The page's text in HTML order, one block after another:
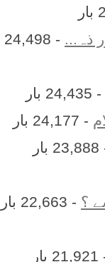
ذہ...
- 24,498
- 24,435 بار
- 24,177 بار
؟ - 22,663 بار